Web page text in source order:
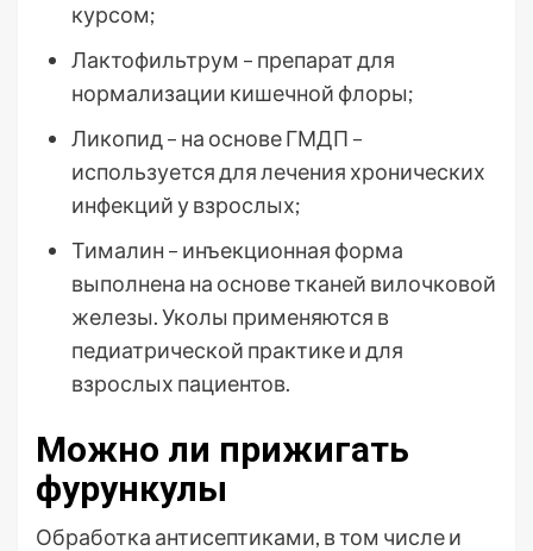
курсом;
Лактофильтрум – препарат для
нормализации кишечной флоры;
Ликопид – на основе ГМДП –
используется для лечения хронических
инфекций у взрослых;
Тималин – инъекционная форма
выполнена на основе тканей вилочковой
железы. Уколы применяются в
педиатрической практике и для
взрослых пациентов.
Можно ли прижигать
фурункулы
Обработка антисептиками, в том числе и